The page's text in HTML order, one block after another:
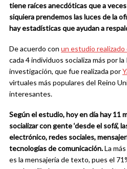
tiene raíces anecdóticas que a
siquiera prendemos las luces de la
hay estadísticas que ayudan a
De acuerdo con un estudio
cada 4 individuos socializa más por
investigación, que fue realizada por
virtuales más populares del Reino
interesantes.
Según el estudio, hoy en día hay 11
socializar con gente ‘desde el sofá’,
electrónico, redes sociales,
tecnologías de comunicación.La
es la mensajería de texto, pues el